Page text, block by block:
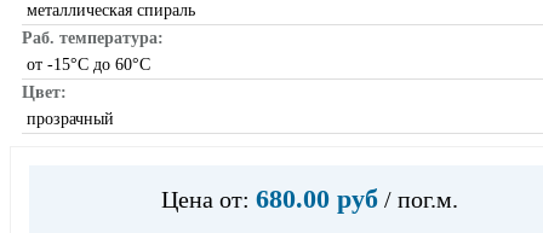
металлическая спираль
Раб. температура:
от -15°С до 60°С
Цвет:
прозрачный
Цена от: 680.00 руб/ пог.м.